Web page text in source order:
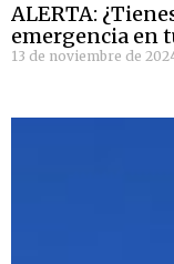
ALERTA:
emergencia en
13 de noviembre de